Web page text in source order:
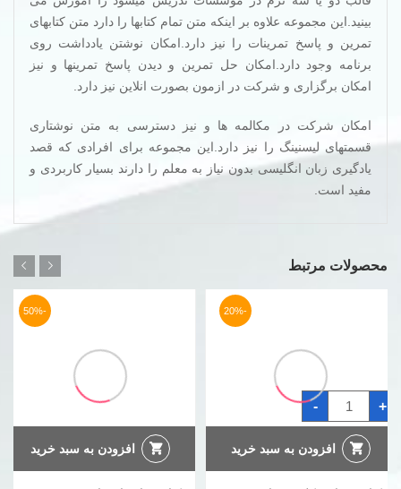
بینید.این مجموعه علاوه بر اینکه متن تمام کتابها را دارد متن کتابهای
تمرین و پاسخ تمرینات را نیز دارد.امکان نوشتن یادداشت روی
برنامه وجود دارد.امکان حل تمرین و دیدن پاسخ تمرینها و نیز
امکان برگزاری و شرکت در ازمون بصورت انلاین نیز دارد.
امکان شرکت در مکالمه ها و نیز دسترسی به متن نوشتاری
قسمتهای لیسنینگ را نیز دارد.این مجموعه برای افرادی که قصد
یادگیری زبان انگلیسی بدون نیاز به معلم را دارند بسیار کاربردی و
مفید است.
محصولات مرتبط
-20%
-
کتاب
جملات
کلیدی
زبان
انگلیسی
منوچهر
سرخابی
+
افزودن به سبد خرید
-50%
افزودن به سبد خرید